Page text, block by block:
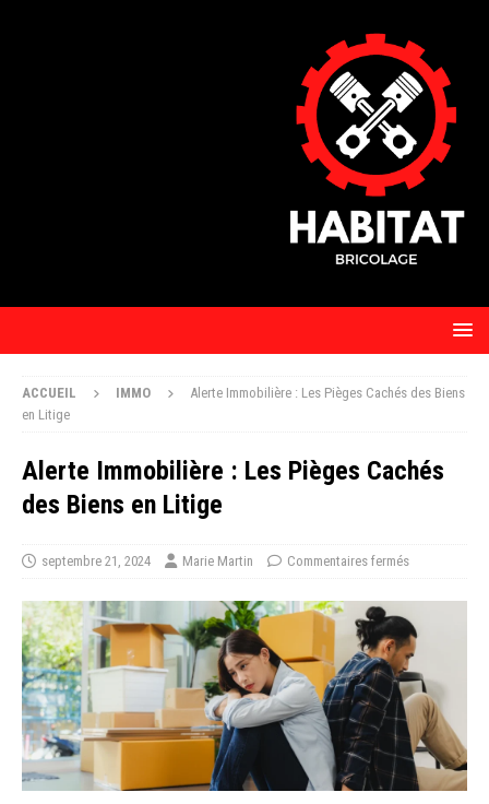
ACCUEIL IMMO
Alerte Immobilière : Les Pièges Cachés des Biens
en Litige
Alerte Immobilière : Les Pièges Cachés
des Biens en Litige
septembre 21, 2024 Marie Martin Commentaires fermés